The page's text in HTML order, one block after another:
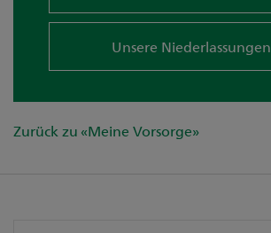
Unsere Niederlassungen
Zurück zu «Meine Vorsorge»